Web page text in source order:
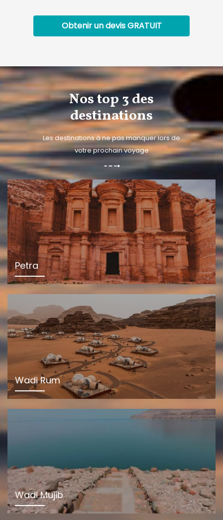
Obtenir un devisGRATUIT
Nos top 3 des
destinations
Les destinations à ne pas manquer lors de
votre prochain voyage
Petra
Wadi Rum
Wadi Mujib